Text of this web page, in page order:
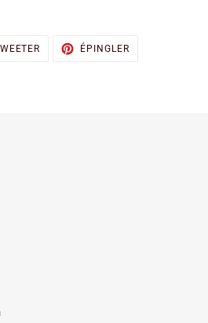
TWEETERÉPINGLER